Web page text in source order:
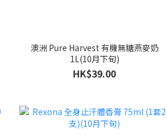
澳洲 Pure Harvest 有機無糖燕麥奶
1L(10月下旬)
HK$39.00